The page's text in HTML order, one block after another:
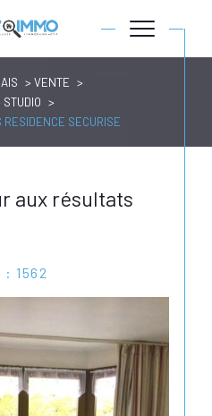
VENTE
STUDIO
SECURISE
aux résultats
: 1562